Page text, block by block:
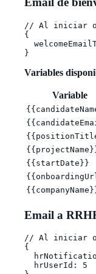
// Al iniciar
{
Variables
Variable
{{startDate}}
Email a
// Al iniciar
{
hrUserId: 5